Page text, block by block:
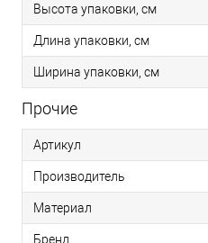
Высота упаковки, см
Длина упаковки, см
Ширина упаковки, см
Прочие
Артикул
Производитель
Материал
Бренд